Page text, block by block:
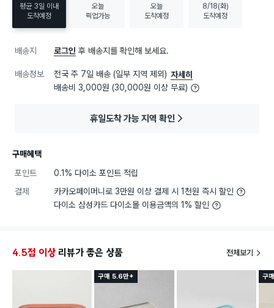
평균 3일 이내
도착예정
오늘
픽업가능
오늘
도착예정
8/18(화)
도착예정
배송지 로그인 후 배송지를 확인해 보세요.
배송정보 전국 주 7일 배송 (일부 지역 제외) 자세히
배송비 3,000원 (30,000원 이상 무료)
휴일도착 가능 지역 확인
구매혜택
포인트
0.1% 다이소 포인트 적립
결제
카카오페이머니로 3만원 이상 결제 시 1천원 즉시 할인
다이소 삼성카드 다이소몰 이용금액의 1% 할인
4.5점 이상 리뷰가 좋은 상품 전체보기
구매 5.6만+ 구